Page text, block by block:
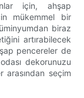
için, ahşap
mükemmel bir
biraz
artırabilecek
pencereler de
dekorunuzu
arasından seçim